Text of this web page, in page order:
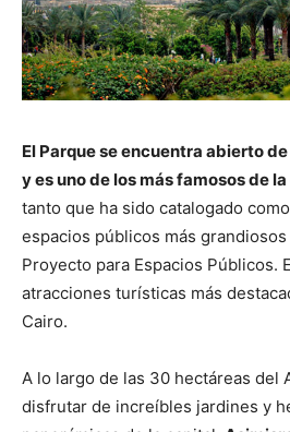
El Parque se encuentra abierto
y es uno de los más famosos de
tanto que ha sido catalogado
espacios públicos más
Proyecto para Espacios Públicos.
atracciones turísticas más
Cairo.
A lo largo de las 30 hectáreas del
disfrutar de increíbles jardines y